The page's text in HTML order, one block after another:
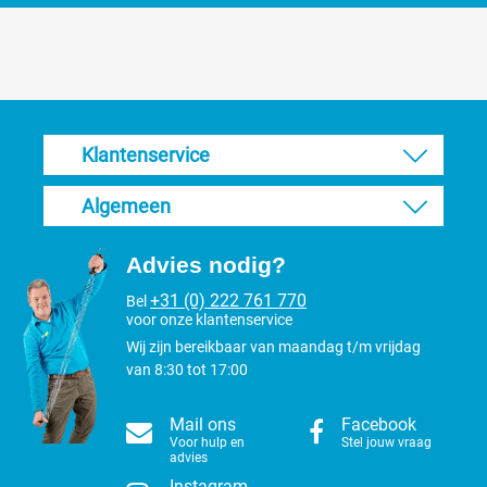
Klantenservice
Algemeen
Advies nodig?
Bel +31 (0) 222 761 770
voor onze klantenservice
Wij zijn bereikbaar van maandag t/m vrijdag
van 8:30 tot 17:00
Mail ons
Voor hulp en
advies
Facebook
Stel jouw vraag